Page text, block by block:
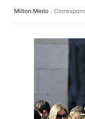
Milton Merlo